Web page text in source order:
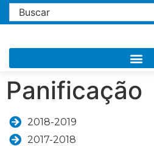
Panificação
2018-2019
2017-2018